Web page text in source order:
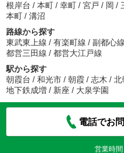
根岸台 / 本町 / 幸町 / 宮戸 / 岡 /
本町 / 溝沼
路線から探す
東武東上線 / 有楽町線 / 副都心線
都営三田線 / 都営大江戸線
駅から探す
朝霞台 / 和光市 / 朝霞 / 志木 / 北
地下鉄成増 / 新座 / 大泉学園
電話でお
営業時間